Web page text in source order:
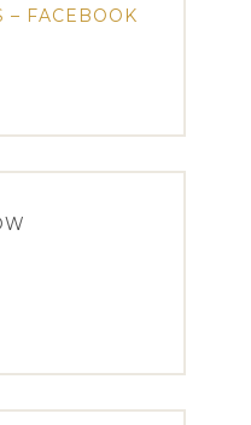
– FACEBOOK